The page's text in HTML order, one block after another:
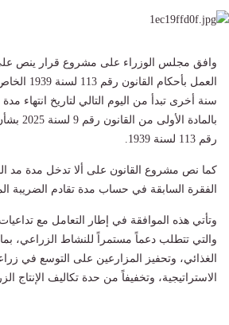
وافق مجلس الوزراء على مشروع قرار ينص
العمل
سنة أخرى تبدأ من اليوم التالي لتاريخ انتهاء
بالمادة
رقم 113 لسنة 1939.
كما نص مشروع القانون على ألا تدخل مدة مد
الفقرة السابقة في حساب مدة تقادم الضريبة
وتأتي هذه الموافقة في إطار التعامل مع
والتي تتطلب دعماً مستمراً للنشاط الزراعي،
الغذائي، وتحفيز المزارعين على التوسع في
الاستراتيجية، وتخفيفاً من حدة تكاليف الإنتاج